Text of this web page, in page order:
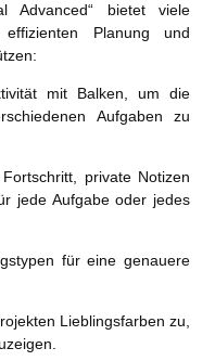
Advanced“ bietet viele
Planung und
mit Balken, um die
Aufgaben zu
private Notizen
jede Aufgabe oder jedes
für eine genauere
Lieblingsfarben zu,